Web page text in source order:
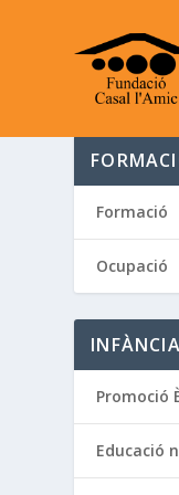
Formació
Ocupació
Promoció
Educació